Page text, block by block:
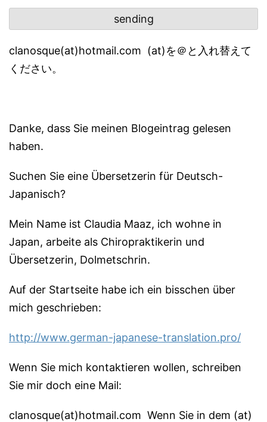
clanosque(at)hotmail.com (at)を＠と入れ替えて
ください。
Danke, dass Sie meinen Blogeintrag gelesen
haben.
Suchen Sie eine Übersetzerin für Deutsch-
Japanisch?
Mein Name ist Claudia Maaz, ich wohne in
Japan, arbeite als Chiropraktikerin und
Übersetzerin, Dolmetschrin.
Auf der Startseite habe ich ein bisschen über
mich geschrieben:
http://www.german-japanese-translation.pro/
Wenn Sie mich kontaktieren wollen, schreiben
Sie mir doch eine Mail:
clanosque(at)hotmail.com Wenn Sie in dem (at)